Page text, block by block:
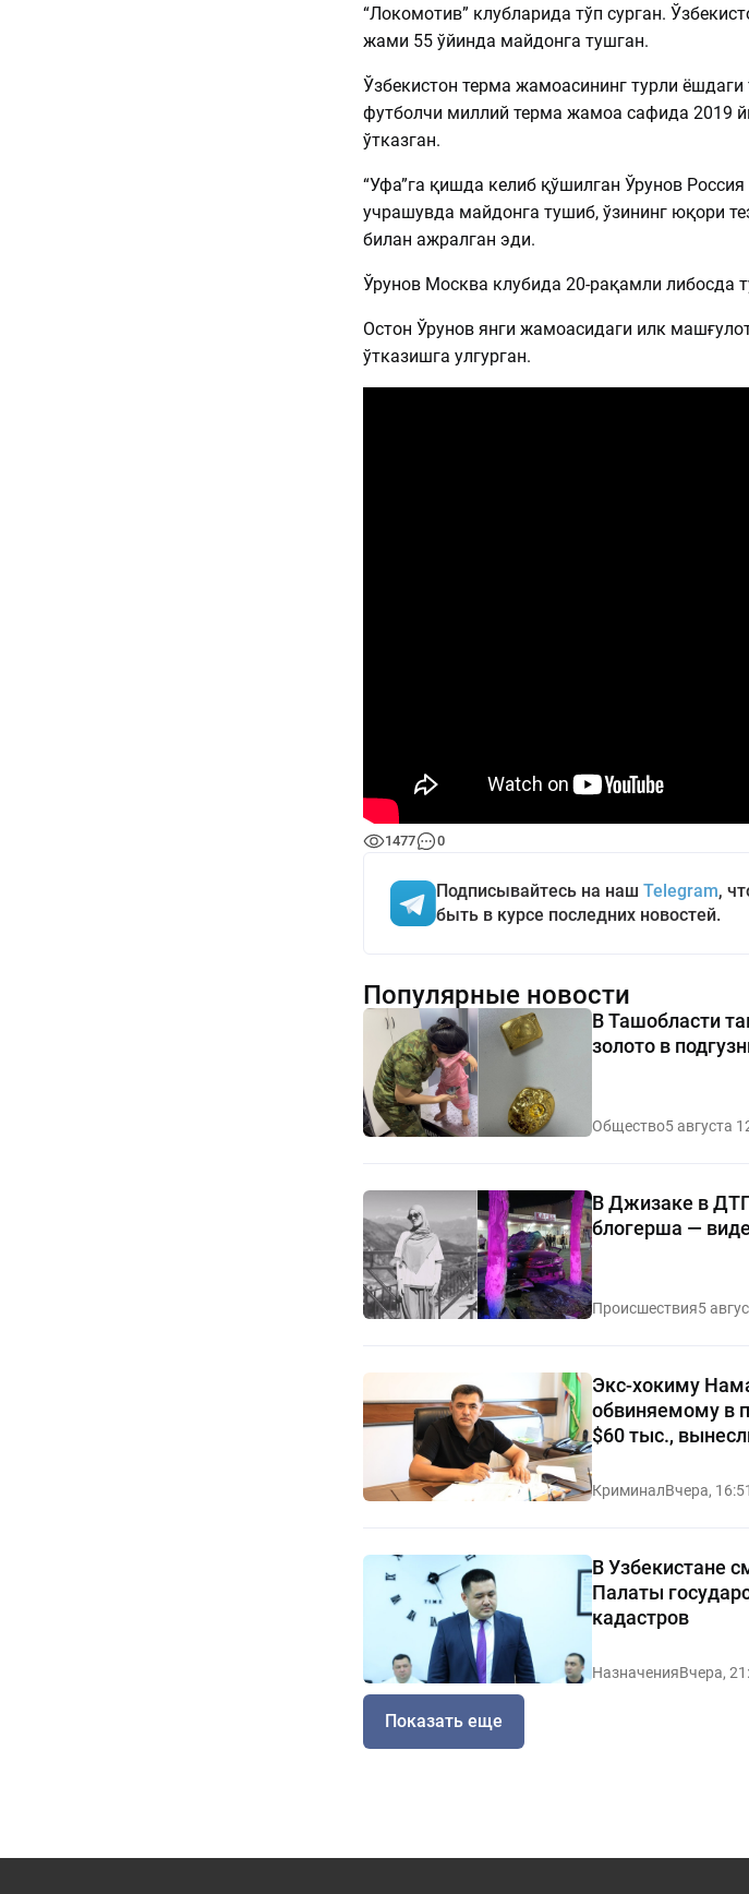
“Локомотив” клубларида тўп сурган.
жами 55 ўйинда майдонга тушган.
Ўзбекистон терма жамоасининг турли ёшдаги
футболчи миллий терма жамоа сафида 2019
ўтказган.
“Уфа”га қишда келиб қўшилган Ўрунов
учрашувда майдонга тушиб, ўзининг юқори
билан ажралган эди.
Ўрунов Москва клубида 20-рақамли либосда
Остон Ўрунов янги жамоасидаги илк
ўтказишга улгурган.
1477 0
Подписывайтесь на наш Telegram,
быть в курсе последних новостей.
Популярные новости
В Ташобласти
золото в
Общество5 августа
В Джизаке в
блогерша —
Происшествия5
Экс-хокиму
обвиняемому в
$60 тыс.,
КриминалВчера, 16:51
В Узбекистане
Палаты
кадастров
НазначенияВчера,
Показать еще